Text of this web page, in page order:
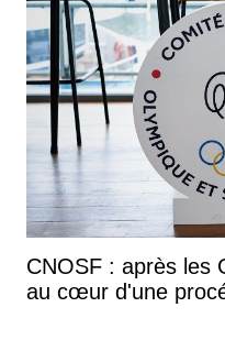
CNOSF : après les
au cœur d'une